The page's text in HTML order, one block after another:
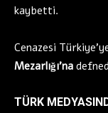
kaybetti.
Cenazesi
Mezarlığı’na
TÜRK